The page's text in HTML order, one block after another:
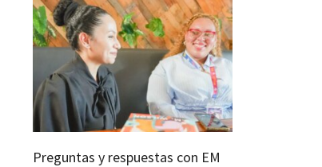
Preguntas y respuestas con EM